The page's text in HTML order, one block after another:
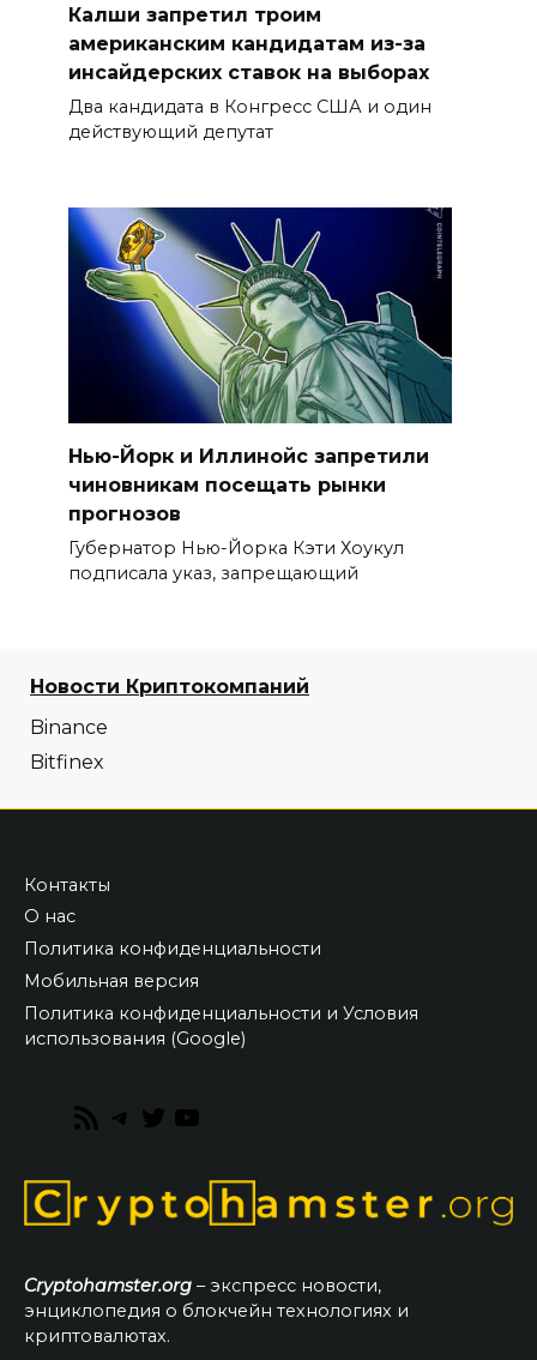
Калши запретил троим
американским кандидатам из-за
инсайдерских ставок на выборах
Два кандидата в Конгресс США и один
действующий депутат
Нью-Йорк и Иллинойс запретили
чиновникам посещать рынки
прогнозов
Губернатор Нью-Йорка Кэти Хоукул
подписала указ, запрещающий
Новости Криптокомпаний
Binance
Bitfinex
Контакты
О нас
Политика конфиденциальности
Мобильная версия
Политика конфиденциальности и Условия
использования (Google)
RSS
Telegram
Twitter
Cryptohamster.org – экспресс новости,
энциклопедия о блокчейн технологиях и
криптовалютах.